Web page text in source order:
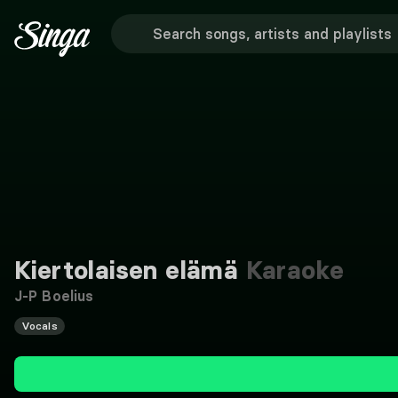
Kiertolaisen elämä Karaoke
J-P Boelius
Vocals